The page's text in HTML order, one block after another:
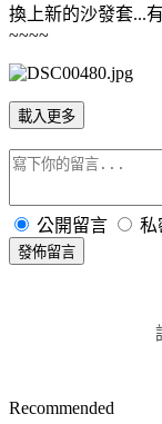
換上新的沙發套...
~~~~
載入更多
公開留言 私
發佈留言
Recommended